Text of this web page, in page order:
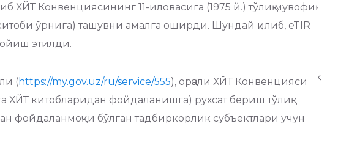
Конвенциясининг 11-иловасига (1975 й.) тўлиқ мувофиқ
ўрнига) ташувни амалга оширди. Шундай қилиб, eTIR
этилди.
(https://my.gov.uz/ru/service/555), орқали ХЙТ Конвенцияси
ХЙТ китобларидан фойдаланишга) рухсат бериш тўлиқ
бўлган тадбиркорлик субъектлари учун